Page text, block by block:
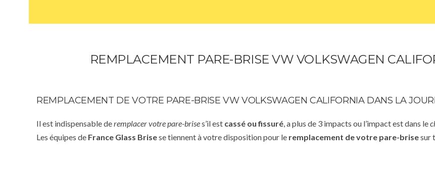
REMPLACEMENT PARE-BRISE VW VOLKSWAGEN
REMPLACEMENT DE VOTRE PARE-BRISE VW VOLKSWAGEN CALIFORNIA DANS LA
Il est indispensable deremplacer votre pare-brises’il est cassé ou fissuré, a plus de 3 impacts ou l’impact est dans le
Les équipes de France Glass Brisese tiennent à votre disposition pour le remplacement de votre pare-brisesur